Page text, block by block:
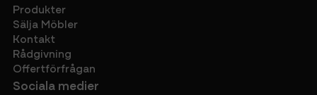
Produkter
Sälja Möbler
Kontakt
Rådgivning
Offertförfrågan
Sociala medier